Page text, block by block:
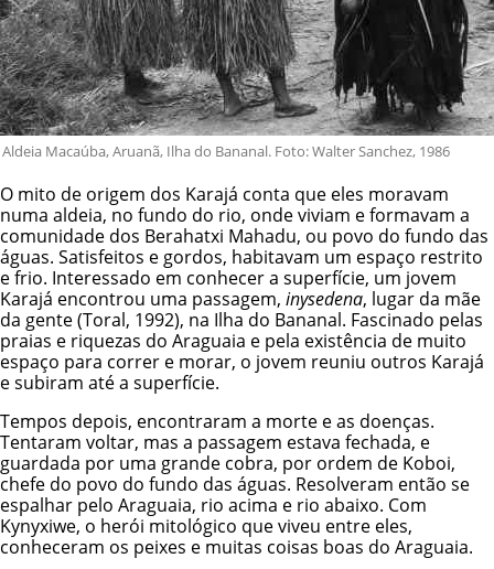
Aldeia Macaúba, Aruanã, Ilha do Bananal. Foto: Walter Sanchez, 1986
O mito de origem dos Karajá conta que eles moravam
numa aldeia, no fundo do rio, onde viviam e formavam a
comunidade dos Berahatxi Mahadu, ou povo do fundo das
águas. Satisfeitos e gordos, habitavam um espaço restrito
e frio. Interessado em conhecer a superfície, um jovem
Karajá encontrou uma passagem, inysedena, lugar da mãe
da gente (Toral, 1992), na Ilha do Bananal. Fascinado pelas
praias e riquezas do Araguaia e pela existência de muito
espaço para correr e morar, o jovem reuniu outros Karajá
e subiram até a superfície.
Tempos depois, encontraram a morte e as doenças.
Tentaram voltar, mas a passagem estava fechada, e
guardada por uma grande cobra, por ordem de Koboi,
chefe do povo do fundo das águas. Resolveram então se
espalhar pelo Araguaia, rio acima e rio abaixo. Com
Kynyxiwe, o herói mitológico que viveu entre eles,
conheceram os peixes e muitas coisas boas do Araguaia.